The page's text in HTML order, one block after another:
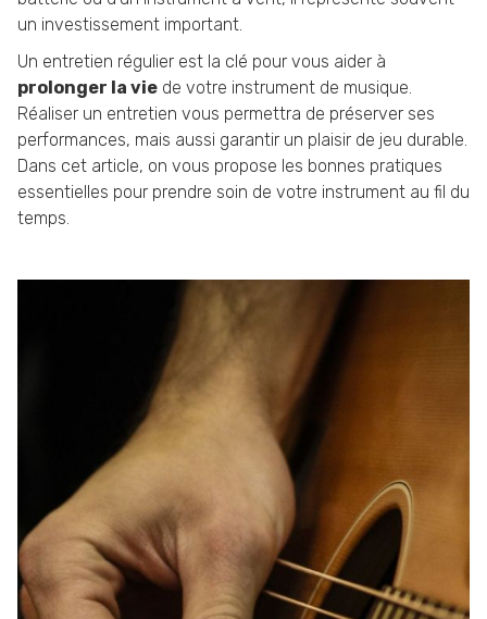
un investissement important.
Un entretien régulier est la clé pour vous aider à
prolonger la vie de votre instrument de musique.
Réaliser un entretien vous permettra de préserver ses
performances, mais aussi garantir un plaisir de jeu durable.
Dans cet article, on vous propose les bonnes pratiques
essentielles pour prendre soin de votre instrument au fil du
temps.